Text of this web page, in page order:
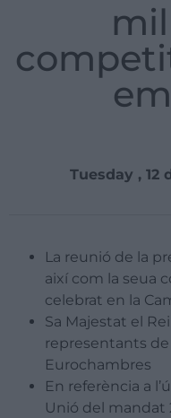
Tuesday , 12
La reunió de la
així com la seua
celebrat en la
Sa Majestat el
representants
Eurochambres
En referència a
Unió del mandat